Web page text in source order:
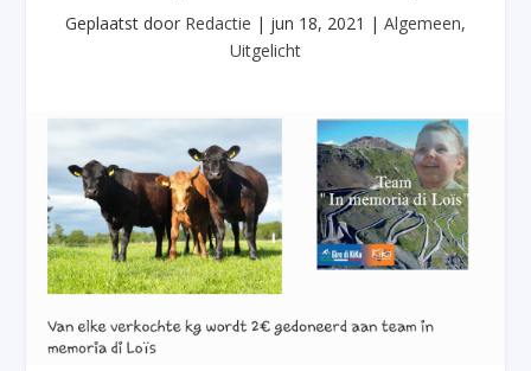
Geplaatst door Redactie | jun 18, 2021 | Algemeen,
Uitgelicht